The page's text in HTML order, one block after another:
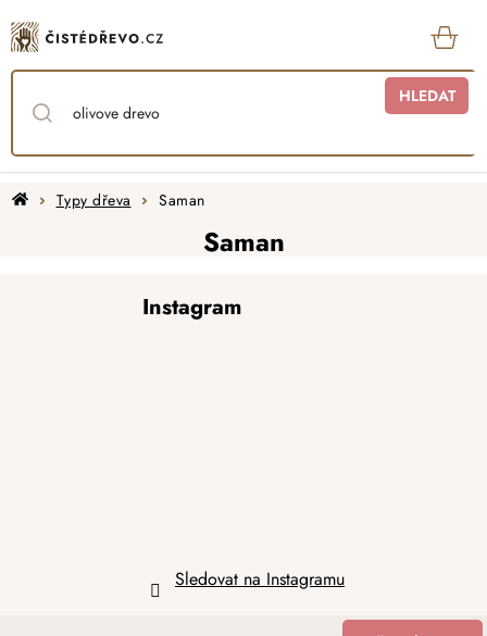
na
obsah
HLEDAT
DomůTypy dřeva Saman
Saman
Instagram
Sledovat na Instagramu